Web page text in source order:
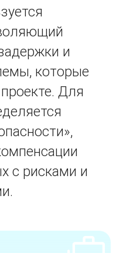
и
которые
Для
с рисками и